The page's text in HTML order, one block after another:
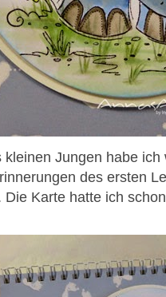
kleinen Jungen habe
des ersten
Karte hatte ich